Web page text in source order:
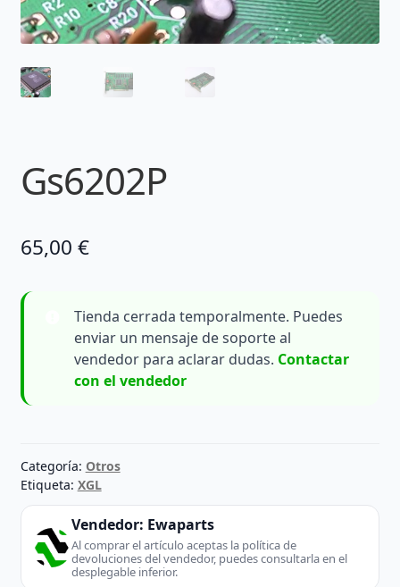
Gs6202P
65,00 €
Tienda cerrada temporalmente. Puedes
enviar un mensaje de soporte al
vendedor para aclarar dudas. Contactar
con el vendedor
Categoría: Otros
Etiqueta: XGL
Vendedor: Ewaparts
Al comprar el artículo aceptas la política de
devoluciones del vendedor, puedes consultarla en el
desplegable inferior.